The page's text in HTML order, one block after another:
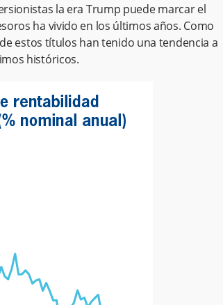
la era Trump puede marcar el
ha vivido en los últimos años. Como
estos títulos han tenido una tendencia a
históricos.